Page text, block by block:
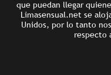
que puedan llegar
Limasensual.net se
Unidos, por lo tanto
respecto